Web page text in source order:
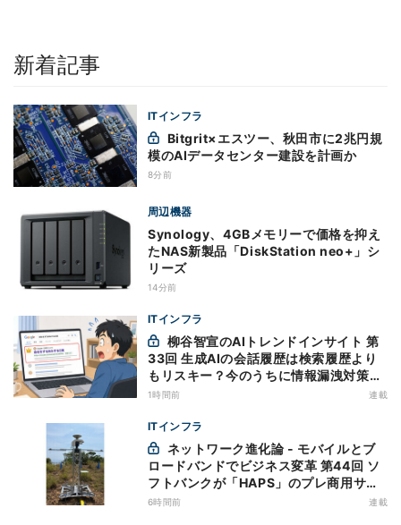
新着記事
ITインフラ
模のAIデータセンター建設を計画か
8分前
周辺機器
Synology、4GBメモリーで価格を抑え
たNAS新製品「DiskStation neo+」シ
リーズ
14分前
ITインフラ
33回 生成AIの会話履歴は検索履歴より
もリスキー？今のうちに情報漏洩対策を
万全にしておこう
1時間前 連載
ITインフラ
ロードバンドでビジネス変革 第44回 ソ
フトバンクが「HAPS」のプレ商用サー
ビス開始を表明、本格的な商用展開のめ
6時間前 連載